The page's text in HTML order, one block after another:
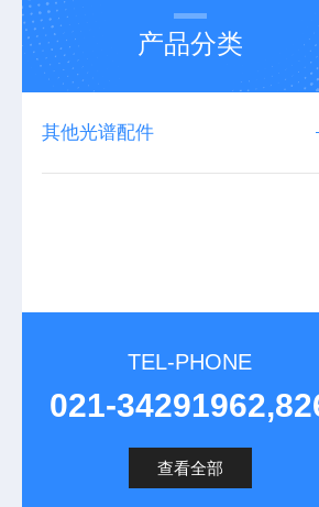
产品分类
其他光谱配件
TEL-PHONE
021-
查看全部